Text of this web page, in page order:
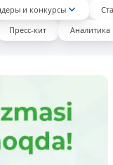
и конкурсы
Пресс-кит Аналитика